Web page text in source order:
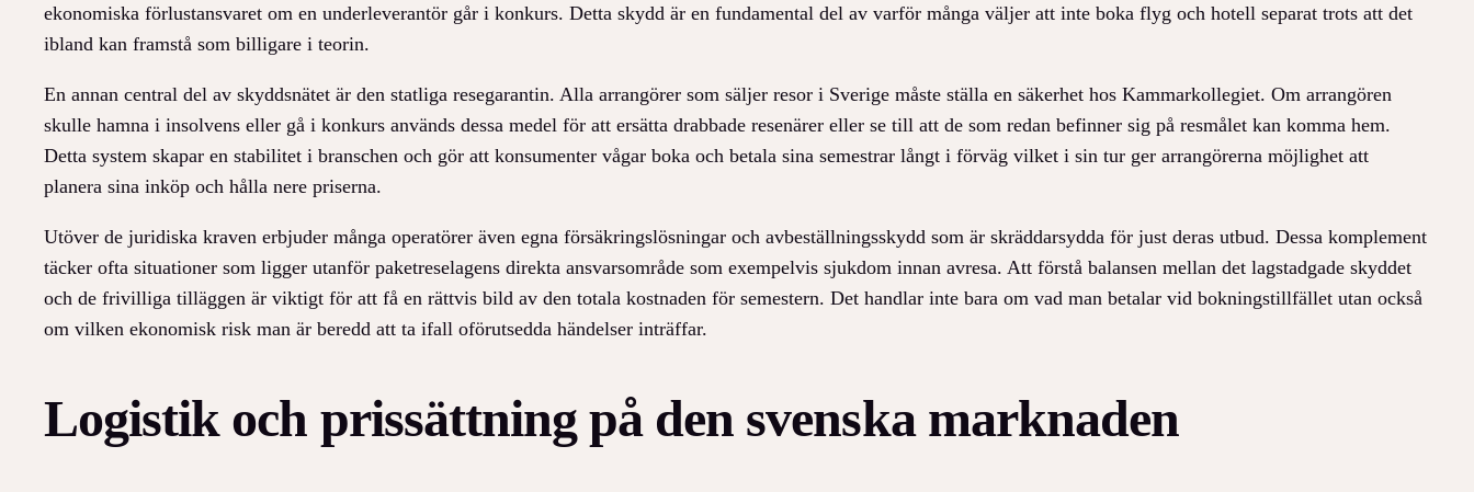
ekonomiska förlustansvaret om en underleverantör går i konkurs. Detta skydd är en fundamental del av varför många väljer att inte boka flyg och hotell separat trots att det
ibland kan framstå som billigare i teorin.
En annan central del av skyddsnätet är den statliga resegarantin. Alla arrangörer som säljer resor i Sverige måste ställa en säkerhet hos Kammarkollegiet. Om arrangören
skulle hamna i insolvens eller gå i konkurs används dessa medel för att ersätta drabbade resenärer eller se till att de som redan befinner sig på resmålet kan komma hem.
Detta system skapar en stabilitet i branschen och gör att konsumenter vågar boka och betala sina semestrar långt i förväg vilket i sin tur ger arrangörerna möjlighet att
planera sina inköp och hålla nere priserna.
Utöver de juridiska kraven erbjuder många operatörer även egna försäkringslösningar och avbeställningsskydd som är skräddarsydda för just deras utbud. Dessa komplement
täcker ofta situationer som ligger utanför paketreselagens direkta ansvarsområde som exempelvis sjukdom innan avresa. Att förstå balansen mellan det lagstadgade skyddet
och de frivilliga tilläggen är viktigt för att få en rättvis bild av den totala kostnaden för semestern. Det handlar inte bara om vad man betalar vid bokningstillfället utan också
om vilken ekonomisk risk man är beredd att ta ifall oförutsedda händelser inträffar.
Logistik och prissättning på den svenska marknaden